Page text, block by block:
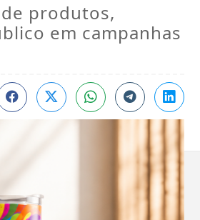
produtos,
em campanhas